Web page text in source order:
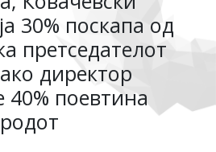
30% поскапа од
претседателот
директор
40% поевтина